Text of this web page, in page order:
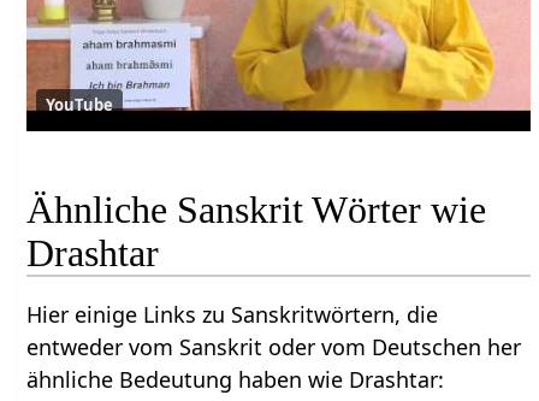
YouTube
Ähnliche Sanskrit Wörter wie
Drashtar
Hier einige Links zu Sanskritwörtern, die
entweder vom Sanskrit oder vom Deutschen her
ähnliche Bedeutung haben wie Drashtar: